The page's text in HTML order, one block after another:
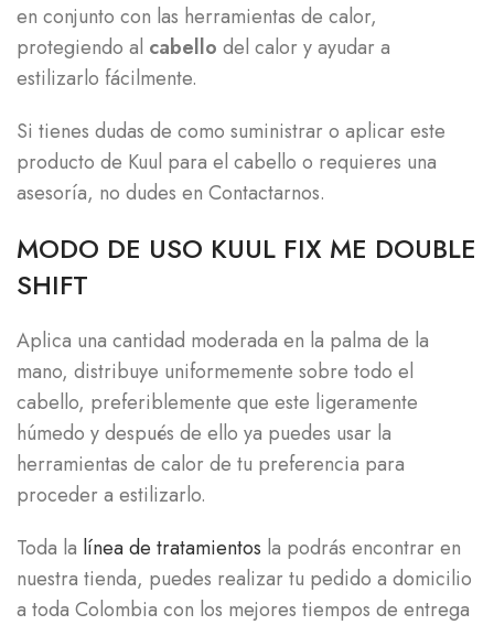
en conjunto con las herramientas de calor,
protegiendo al cabello del calor y ayudar a
estilizarlo fácilmente.
Si tienes dudas de como suministrar o aplicar este
producto de Kuul para el cabello o requieres una
asesoría, no dudes en Contactarnos.
MODO DE USO KUUL FIX ME DOUBLE
SHIFT
Aplica una cantidad moderada en la palma de la
mano, distribuye uniformemente sobre todo el
cabello, preferiblemente que este ligeramente
húmedo y después de ello ya puedes usar la
herramientas de calor de tu preferencia para
proceder a estilizarlo.
Toda la línea de tratamientos la podrás encontrar en
nuestra tienda, puedes realizar tu pedido a domicilio
a toda Colombia con los mejores tiempos de entrega